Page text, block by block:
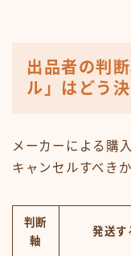
出品者の判
ル」はどう
メーカーによる購
キャンセルすべき
判断
軸
発送す